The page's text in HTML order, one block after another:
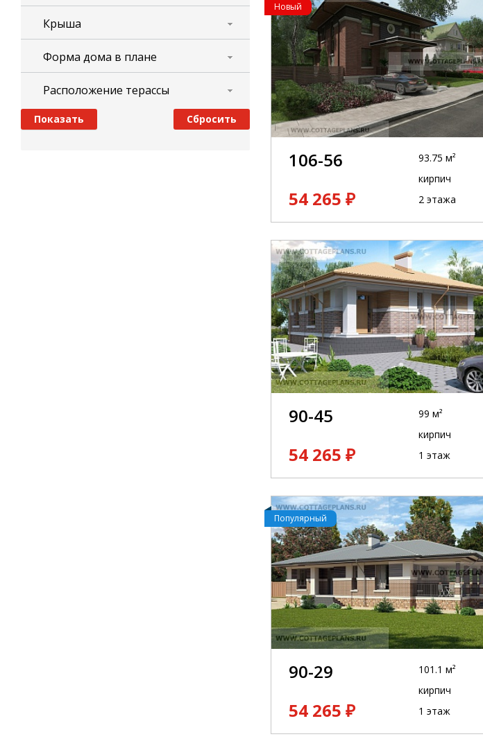
Крыша
Форма дома в плане
Расположение терассы
Новый
106-56
54 265 ₽
93.75 м²
кирпич
2 этажа
90-45
54 265 ₽
99 м²
кирпич
1 этаж
Популярный
90-29
54 265 ₽
101.1 м²
кирпич
1 этаж